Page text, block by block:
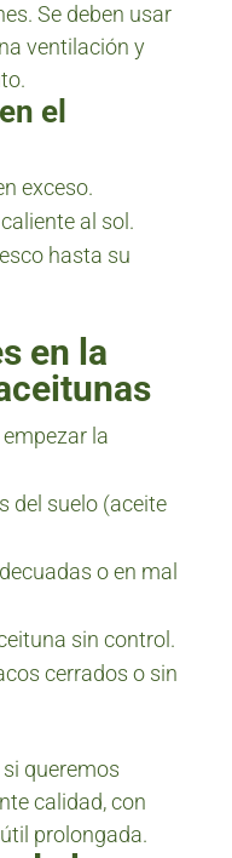
Se deben usar
ventilación y
el
exceso.
al sol.
hasta su
en la
la
del suelo (aceite
o en mal
sin control.
cerrados o sin
queremos
calidad, con
prolongada.